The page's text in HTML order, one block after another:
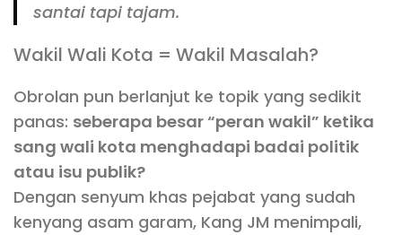
santai tapi tajam.
Wakil Wali Kota = Wakil Masalah?
Obrolan pun berlanjut ke topik yang sedikit
panas: seberapa besar “peran wakil” ketika
sang wali kota menghadapi badai politik
atau isu publik?
Dengan senyum khas pejabat yang sudah
kenyang asam garam, Kang JM menimpali,